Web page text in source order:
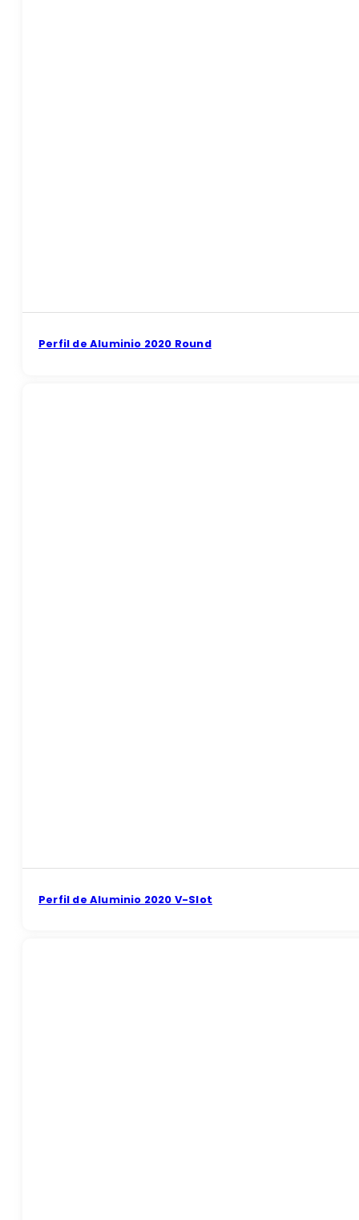
Perfil de Aluminio 2020 Round
Perfil de Aluminio 2020 V-Slot